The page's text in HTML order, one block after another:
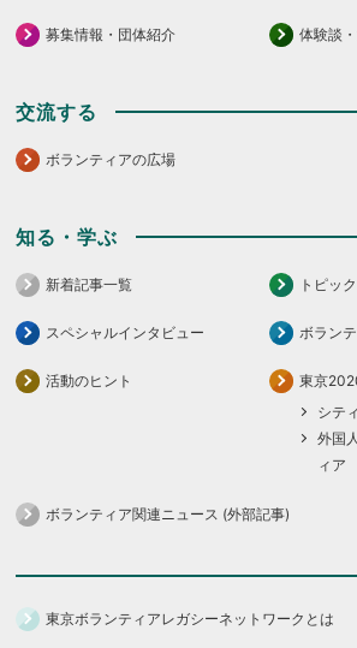
募集情報・団体紹介 体験談
交流する
ボランティアの広場
知る・学ぶ
新着記事一覧 トピッ
スペシャルインタビュー ボラン
活動のヒント
東京
シテ
外国
ィア
ボランティア関連ニュース (外部記事)
東京ボランティアレガシーネットワークとは